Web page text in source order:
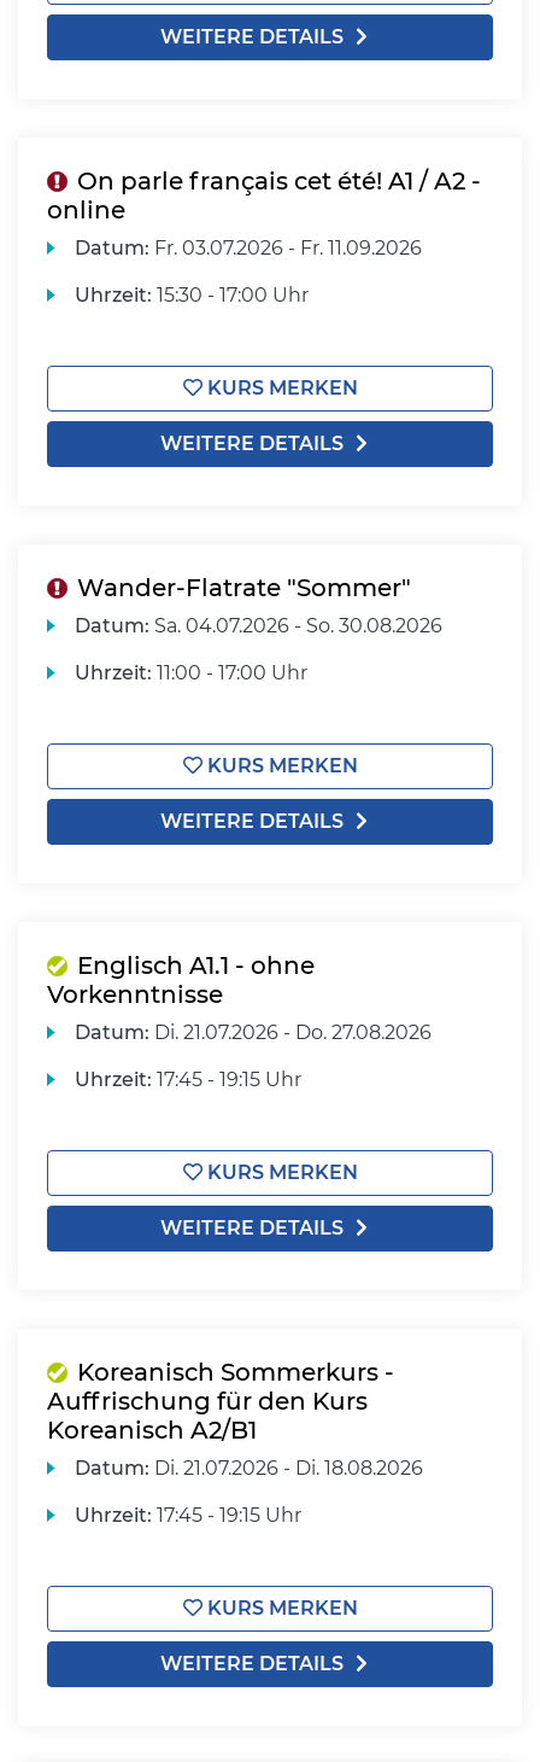
WEITERE DETAILS
On parle français cet été! A1 / A2 -
online
Datum: Fr. 03.07.2026 - Fr. 11.09.2026
Uhrzeit: 15:30 - 17:00 Uhr
KURS MERKEN
WEITERE DETAILS
Wander-Flatrate "Sommer"
Datum: Sa. 04.07.2026 - So. 30.08.2026
Uhrzeit: 11:00 - 17:00 Uhr
KURS MERKEN
WEITERE DETAILS
Englisch A1.1 - ohne
Vorkenntnisse
Datum: Di. 21.07.2026 - Do. 27.08.2026
Uhrzeit: 17:45 - 19:15 Uhr
KURS MERKEN
WEITERE DETAILS
Koreanisch Sommerkurs -
Auffrischung für den Kurs
Koreanisch A2/B1
Datum: Di. 21.07.2026 - Di. 18.08.2026
Uhrzeit: 17:45 - 19:15 Uhr
KURS MERKEN
WEITERE DETAILS